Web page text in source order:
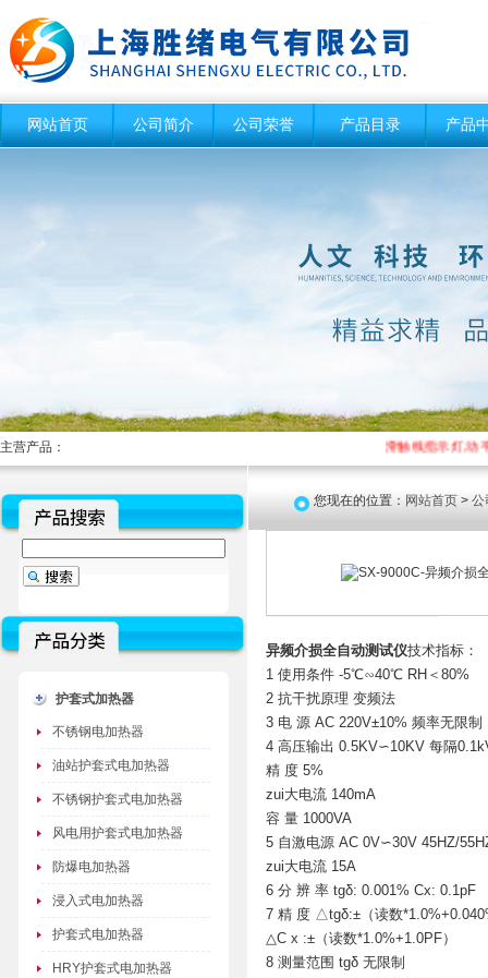
网站首页 公司简介 公司荣誉 产品目录 产品
主营产品： 滑触线指示灯,动平
护套式加热器
不锈钢电加热器
油站护套式电加热器
不锈钢护套式电加热器
风电用护套式电加热器
防爆电加热器
浸入式电加热器
护套式电加热器
HRY护套式电加热器
您现在的位置： 网站首页 > 公
异频介损全自动测试仪技术指标：
1 使用条件 -5℃∽40℃ RH＜80%
2 抗干扰原理 变频法
3 电 源 AC 220V±10% 频率无限制
4 高压输出 0.5KV∽10KV 每隔
精 度 5%
zui大电流 140mA
容 量 1000VA
5 自激电源 AC 0V∽30V 45HZ/
zui大电流 15A
6 分 辨 率 tgδ: 0.001% Cx: 0.1pF
7 精 度 △tgδ:±（读数
△C x :±（读数*1.0%+1.0PF）
8 测量范围 tgδ 无限制